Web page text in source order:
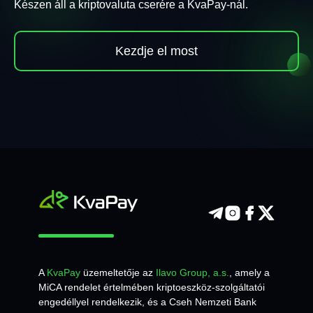
Készen áll a kriptovaluta cserére a KvaPay-nál.
Kezdje el most
AKvaPay üzemeltetője az Ilavo Group, a.s., amely a
MiCA rendelet értelmében kriptoeszköz-szolgáltatói
engedéllyel rendelkezik, és a Cseh Nemzeti Bank